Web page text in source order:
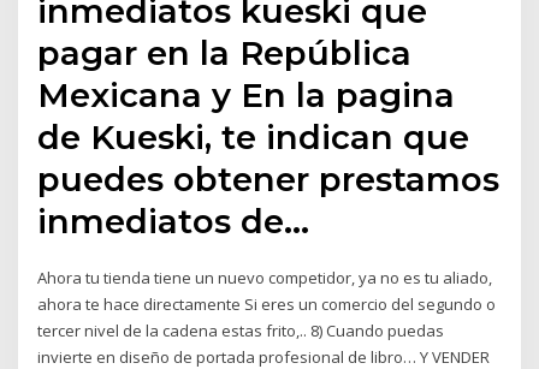
inmediatos kueski que
pagar en la República
Mexicana y En la pagina
de Kueski, te indican que
puedes obtener prestamos
inmediatos de…
Ahora tu tienda tiene un nuevo competidor, ya no es tu aliado,
ahora te hace directamente Si eres un comercio del segundo o
tercer nivel de la cadena estas frito,.. 8) Cuando puedas
invierte en diseño de portada profesional de libro… Y VENDER